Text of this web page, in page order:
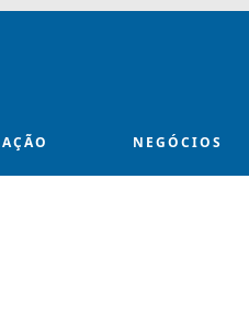
NEGÓCIOS